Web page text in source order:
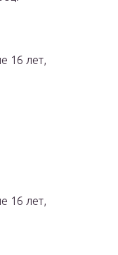
16 лет,
16 лет,